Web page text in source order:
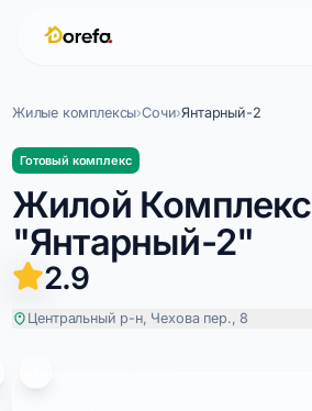
Жилые комплексы›Сочи›Янтарный-2
Готовый комплекс
Жилой Комплекс
"Янтарный-2"
2.9
Центральный р-н, Чехова пер., 8